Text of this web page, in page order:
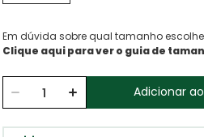
Em dúvida sobre qual tamanho
Clique aqui para ver o guia de
Adicionar